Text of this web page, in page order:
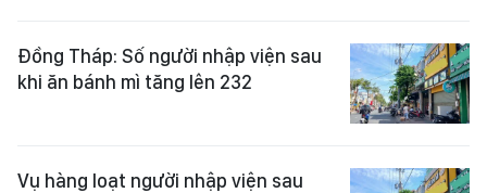
Đồng Tháp: Số người nhập viện sau
khi ăn bánh mì tăng lên 232
Vụ hàng loạt người nhập viện sau